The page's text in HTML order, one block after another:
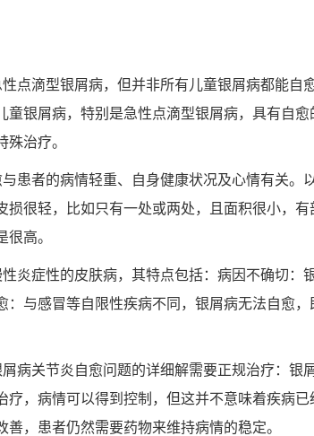
点滴型银屑病，但并非所有儿童银屑病都能自
银屑病，特别是急性点滴型银屑病，具有自
治疗。
患者的病情轻重、自身健康状况及心情有关。
很轻，比如只有一处或两处，且面积很小，
高。
炎症性的皮肤病，其特点包括：病因不确切：
与感冒等自限性疾病不同，银屑病无法自愈，
病关节炎自愈问题的详细解需要正规治疗：银
，病情可以得到控制，但这并不意味着疾病已
，患者仍然需要药物来维持病情的稳定。